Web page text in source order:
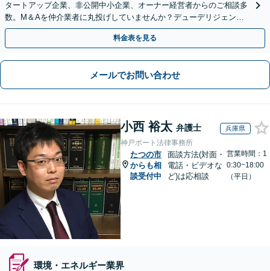
タートアップ企業、非公開中小企業、オーナー経営者からのご相談多
数。M＆Aを仲介業者に丸投げしていませんか？デューデリジェンス
や契約書作成・交渉はお任せください【初回無料】
料金表を見る
メールでお問い合わせ
小西 裕太 弁護士 兵庫県
神戸ポート法律事務所
たつの市
からも相
談受付中
面談方法(対面・
電話・ビデオな
ど)は応相談
営業時間：1
0:30~18:00
（平日）
環境・エネルギー業界